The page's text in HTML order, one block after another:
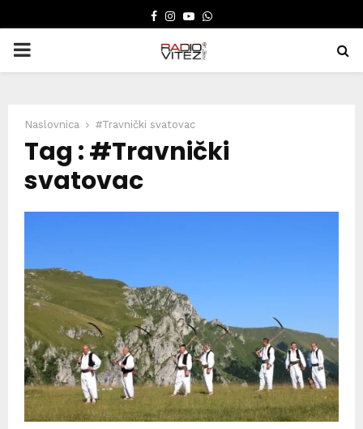
FACEBOOK
INSTAGRAM
YOUTUBE
WHATSAPP
PRIMARY
Naslovnica #Travnički svatovac
Tag : #Travnički
svatovac